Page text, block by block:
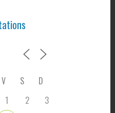
V S
D
1 2
3